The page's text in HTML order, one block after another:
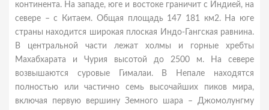
континента. На западе, юге и востоке граничит с Индией, на
севере – с Китаем. Общая площадь 147 181 км2. На юге
страны находится широкая плоская Индо-Гангская равнина.
В центральной части лежат холмы и горные хребты
Махабхарата и Чурия высотой до 2500 м. На севере
возвышаются суровые Гималаи. В Непале находятся
полностью или частично семь высочайших пиков мира,
включая первую вершину Земного шара – Джомолунгму